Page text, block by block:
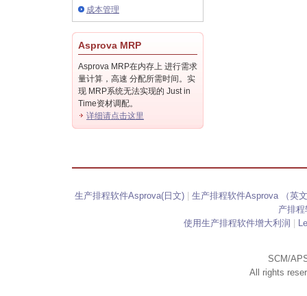
成本管理
Asprova MRP
Asprova MRP在内存上 进行需求
量计算，高速 分配所需时间。实
现 MRP系统无法实现的 Just in
Time资材调配。
详细请点击这里
生产排程软件Asprova(日文)| 生产排程软件Asprova （英
产排
使用生产排程软件增大利润
SCM/
All rights